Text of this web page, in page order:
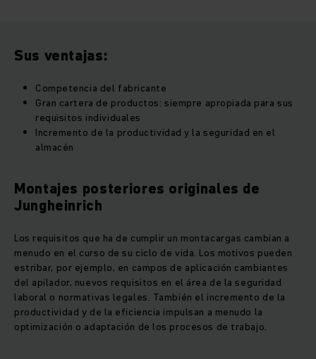
Sus ventajas:
Competencia del fabricante
Gran cartera de productos: siempre apropiada para sus
requisitos individuales
Incremento de la productividad y la seguridad en el
almacén
Montajes posteriores originales de
Jungheinrich
Los requisitos que ha de cumplir un montacargas cambian a
menudo en el curso de su ciclo de vida. Los motivos pueden
estribar, por ejemplo, en campos de aplicación cambiantes
del apilador, nuevos requisitos en el área de la seguridad
laboral o normativas legales. También el incremento de la
productividad y de la eficiencia impulsan a menudo la
optimización o adaptación de los procesos de trabajo.